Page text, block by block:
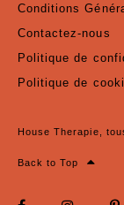
Conditions
Contactez-nous
Politique de
Politique de
House Therapie,
Back to Top